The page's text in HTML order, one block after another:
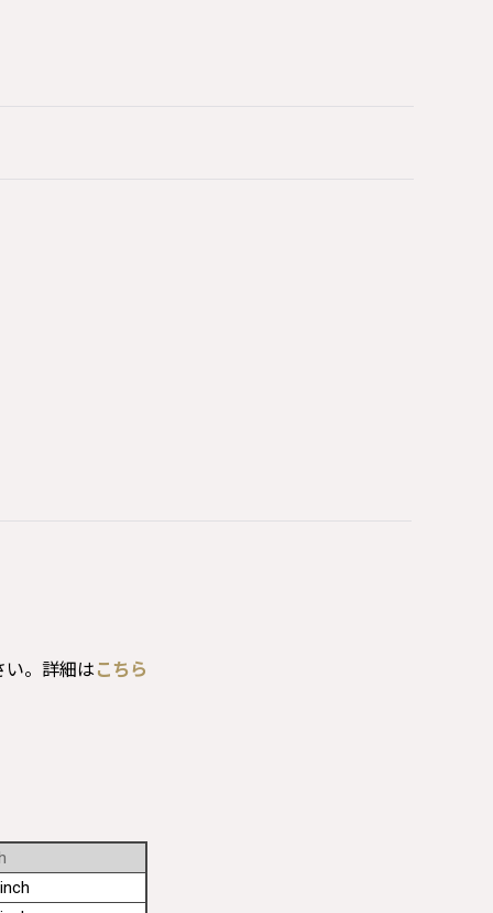
い。詳細は こちら